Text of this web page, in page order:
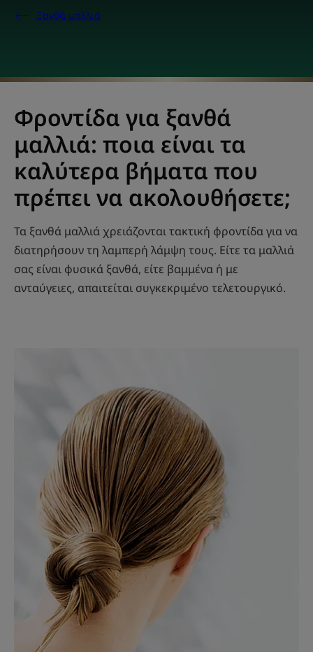
Ξανθά μαλλιά
Φροντίδα για ξανθά
μαλλιά: ποια είναι τα
καλύτερα βήματα που
πρέπει να ακολουθήσετε;
Τα ξανθά μαλλιά χρειάζονται τακτική φροντίδα για να
διατηρήσουν τη λαμπερή λάμψη τους. Είτε τα μαλλιά
σας είναι φυσικά ξανθά, είτε βαμμένα ή με
ανταύγειες, απαιτείται συγκεκριμένο τελετουργικό.